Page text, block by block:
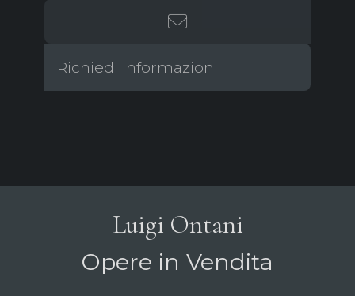
Richiedi informazioni
Luigi Ontani
Opere in Vendita